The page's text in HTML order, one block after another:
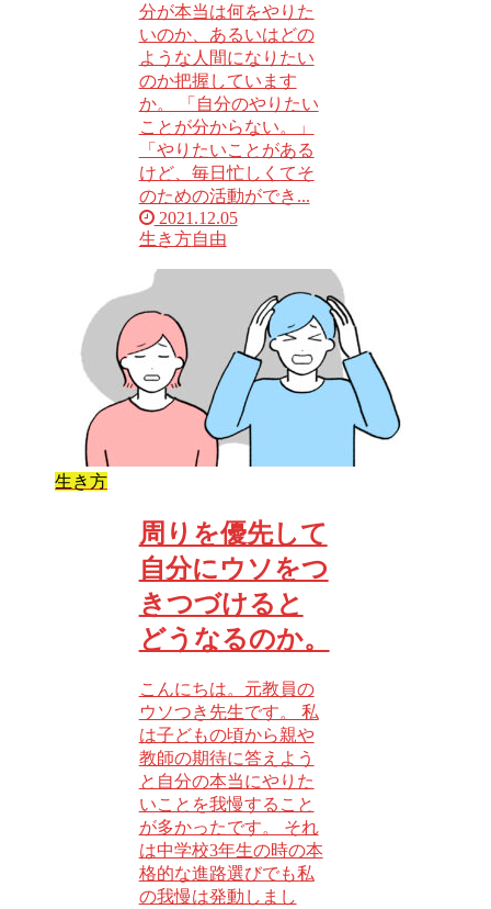
分が本当は何をやりた
いのか、あるいはどの
ような人間になりたい
のか把握しています
か。 「自分のやりたい
ことが分からない。」
「やりたいことがある
けど、毎日忙しくてそ
のための活動ができ...
2021.12.05
生き方自由
生き方
周りを優先して
自分にウソをつ
きつづけると
どうなるのか。
こんにちは。元教員の
ウソつき先生です。 私
は子どもの頃から親や
教師の期待に答えよう
と自分の本当にやりた
いことを我慢すること
が多かったです。 それ
は中学校3年生の時の本
格的な進路選びでも私
の我慢は発動しまし